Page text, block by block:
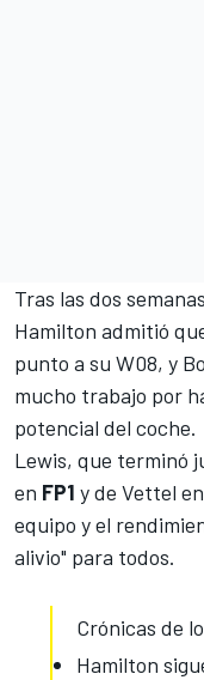
Tras las dos
Hamilton admitió
punto a su W08, y
mucho trabajo por
potencial del coche.
Lewis, que terminó
en FP1 y de Vettel en
equipo y el
alivio" para todos.
Crónicas de
Hamilton